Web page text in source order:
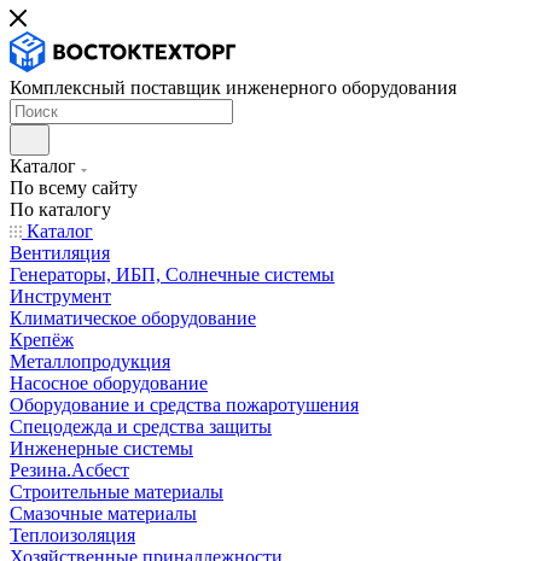
Комплексный поставщик инженерного оборудования
Каталог
По всему сайту
По каталогу
Каталог
Вентиляция
Генераторы, ИБП, Солнечные системы
Инструмент
Климатическое оборудование
Крепёж
Металлопродукция
Насосное оборудование
Оборудование и средства пожаротушения
Спецодежда и средства защиты
Инженерные системы
Резина.Асбест
Строительные материалы
Смазочные материалы
Теплоизоляция
Хозяйственные принадлежности